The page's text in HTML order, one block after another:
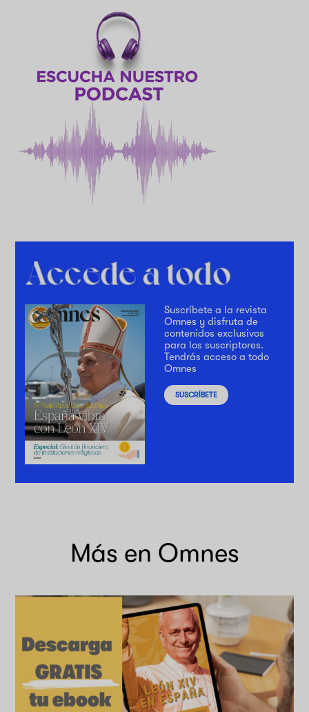
Suscríbete a la revista
Omnes y disfruta de
contenidos exclusivos
para los suscriptores.
Tendrás acceso a todo
Omnes
SUSCRÍBETE
Más en Omnes